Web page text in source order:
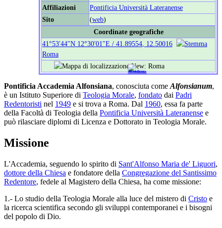
Affiliazioni
Pontificia Università Lateranense
Sito
(web)
Coordinate geografiche
41°53′44″N 12°30′01″E / 41.89554 12.50016
Roma
Pontificia Accademia Alfonsiana, conosciuta come Alfonsianum,
è un Istituto Superiore di Teologia Morale, fondato dai Padri
Redentoristi nel 1949 e si trova a Roma. Dal 1960, essa fa parte
della Facoltà di Teologia della Pontificia Università Lateranense e
può rilasciare diplomi di Licenza e Dottorato in Teologia Morale.
Missione
L'Accademia, seguendo lo spirito di Sant'Alfonso Maria de' Liguori,
dottore della Chiesa e fondatore della Congregazione del Santissimo
Redentore, fedele al Magistero della Chiesa, ha come missione:
1.- Lo studio della Teologia Morale alla luce del mistero di Cristo e
la ricerca scientifica secondo gli sviluppi contemporanei e i bisogni
del popolo di Dio.